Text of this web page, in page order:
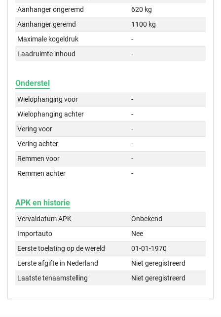
Aanhanger ongeremd
620 kg
Aanhanger geremd
1100 kg
Maximale kogeldruk
-
Laadruimte inhoud
-
Onderstel
Wielophanging voor
-
Wielophanging achter
-
Vering voor
-
Vering achter
-
Remmen voor
-
Remmen achter
-
APK en historie
Vervaldatum APK
Onbekend
Importauto
Nee
Eerste toelating op de wereld
01-01-1970
Eerste afgifte in Nederland
Niet geregistreerd
Laatste tenaamstelling
Niet geregistreerd